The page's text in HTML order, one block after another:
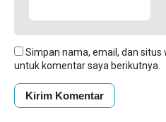
Simpan nama, email, dan
untuk komentar saya berikutnya.